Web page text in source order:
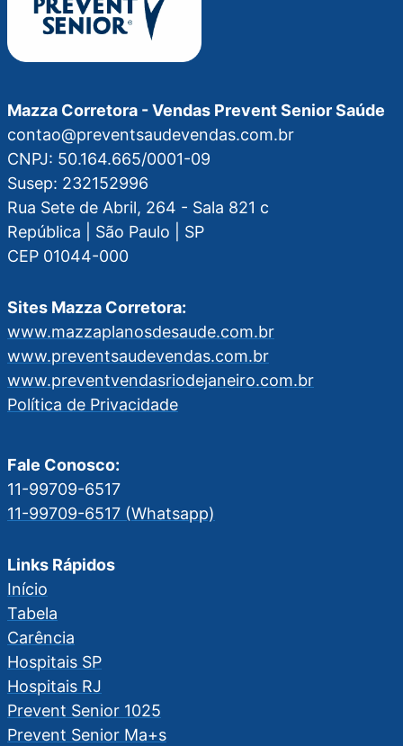
Mazza Corretora - Vendas Prevent Senior Saúde
contao@preventsaudevendas.com.br
CNPJ: 50.164.665/0001-09
Susep: 232152996
Rua Sete de Abril, 264 - Sala 821 c
República | São Paulo | SP
CEP 01044-000
Sites Mazza Corretora:
www.mazzaplanosdesaude.com.br
www.preventsaudevendas.com.br
www.preventvendasriodejaneiro.com.br
Política de Privacidade
Fale Conosco:
11-99709-6517
11-99709-6517 (Whatsapp)
Links Rápidos
Início
Tabela
Carência
Hospitais SP
Hospitais RJ
Prevent Senior 1025
Prevent Senior Ma+s